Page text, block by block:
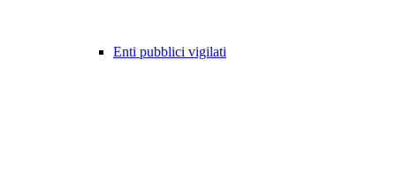
Enti pubblici vigilati